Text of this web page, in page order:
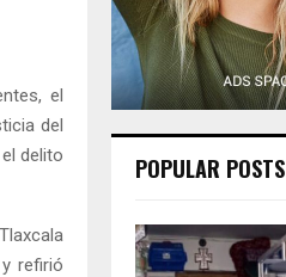
el
del
delito
refirió
POPULAR POSTS